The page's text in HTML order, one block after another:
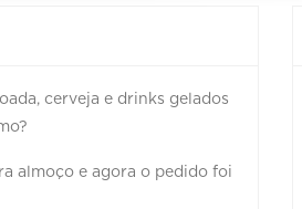
cerveja e drinks gelados
almoço e agora o pedido foi